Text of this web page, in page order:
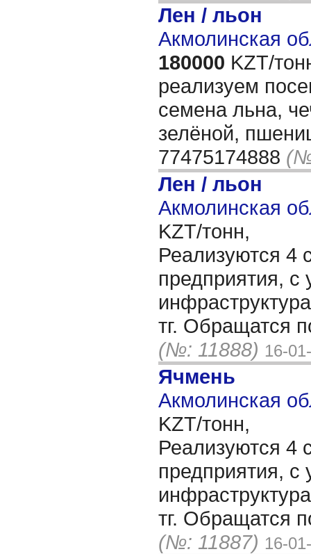
Лен / льон
Акмолинская
180000 KZT/
реализуем
семена льна,
зелёной,
77475174888
Лен / льон
Акмолинская
KZT/тонн,
Реализуются 4
предприятия, с
тг. Обращатся
(№: 11888) 16-
Ячмень
Акмолинская
KZT/тонн,
Реализуются 4
предприятия, с
тг. Обращатся
(№: 11887) 16-